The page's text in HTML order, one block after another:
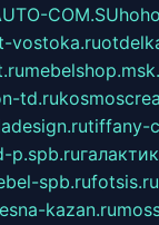
COM.SU
vostoka.ru
td.ru
tiffany-
p.spb.ru
spb.rufotsis.ru
kazan.ru